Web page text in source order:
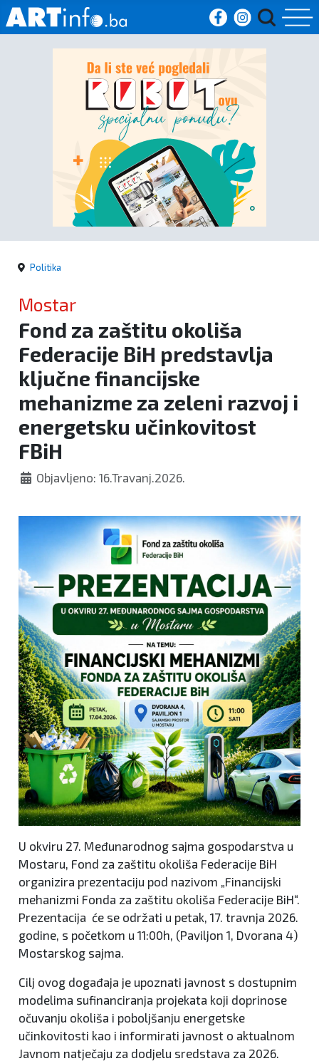
Početna
Kultura
kronika
Politika
Zanimljivosti
Politika
Mostar
Fond za zaštitu okoliša
Federacije BiH predstavlja
ključne financijske
mehanizme za zeleni razvoj i
energetsku učinkovitost
FBiH
Objavljeno: 16.Travanj.2026.
U okviru 27. Međunarodnog sajma gospodarstva u
Mostaru, Fond za zaštitu okoliša Federacije BiH
organizira prezentaciju pod nazivom „Financijski
mehanizmi Fonda za zaštitu okoliša Federacije BiH“.
Prezentacija će se održati u petak, 17. travnja 2026.
godine, s početkom u 11:00h, (Paviljon 1, Dvorana 4)
Mostarskog sajma.
Cilj ovog događaja je upoznati javnost s dostupnim
modelima sufinanciranja projekata koji doprinose
očuvanju okoliša i poboljšanju energetske
učinkovitosti kao i informirati javnost o aktualnom
Javnom natječaju za dodjelu sredstava za 2026.